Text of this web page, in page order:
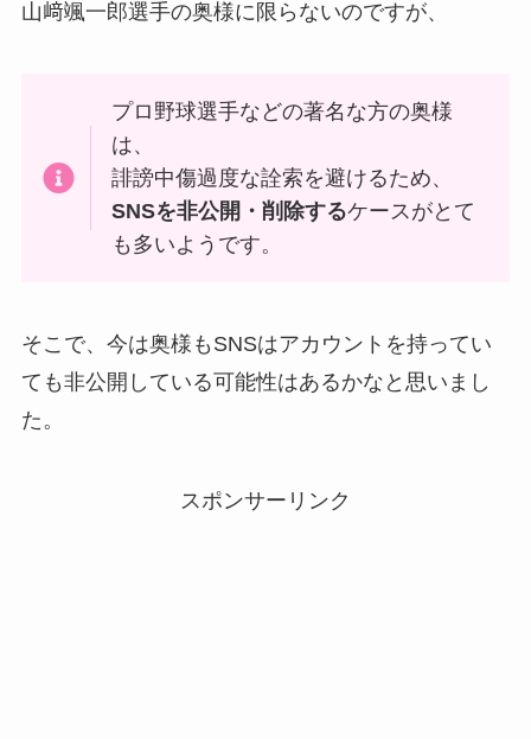
山﨑颯一郎選手の奥様に限らないのですが、
プロ野球選手などの著名な方の奥様
は、
誹謗中傷過度な詮索を避けるため、
SNSを非公開・削除するケースがとて
も多いようです。
そこで、今は奥様もSNSはアカウントを持ってい
ても非公開している可能性はあるかなと思いまし
た。
スポンサーリンク